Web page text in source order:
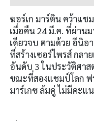
ฆอร์เก มาร์ติน คว้าแช
เมื่อคืน24 มี.ค. ที่ผ่าน
เดียวจบ ตามด้วย อีนิอ
ที่สร้างเซอร์ไพรส์ กล
อันดับ 3ในประวัติศาส
ขณะที่สองแชมป์โลก ฟ
มาร์เกซ ล้มคู่ ไม่มีคะแ